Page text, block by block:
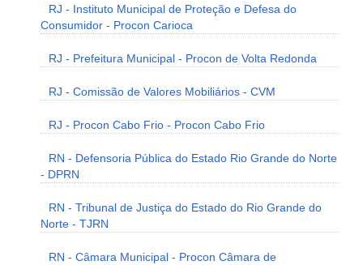
RJ - Instituto Municipal de Proteção e Defesa do
Consumidor - Procon Carioca
RJ - Prefeitura Municipal - Procon de Volta Redonda
RJ - Comissão de Valores Mobiliários - CVM
RJ - Procon Cabo Frio - Procon Cabo Frio
RN - Defensoria Pública do Estado Rio Grande do Norte
- DPRN
RN - Tribunal de Justiça do Estado do Rio Grande do
Norte - TJRN
RN - Câmara Municipal - Procon Câmara de